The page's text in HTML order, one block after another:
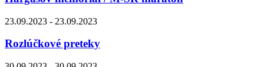
23.09.2023 - 23.09.2023
Rozlúčkové preteky